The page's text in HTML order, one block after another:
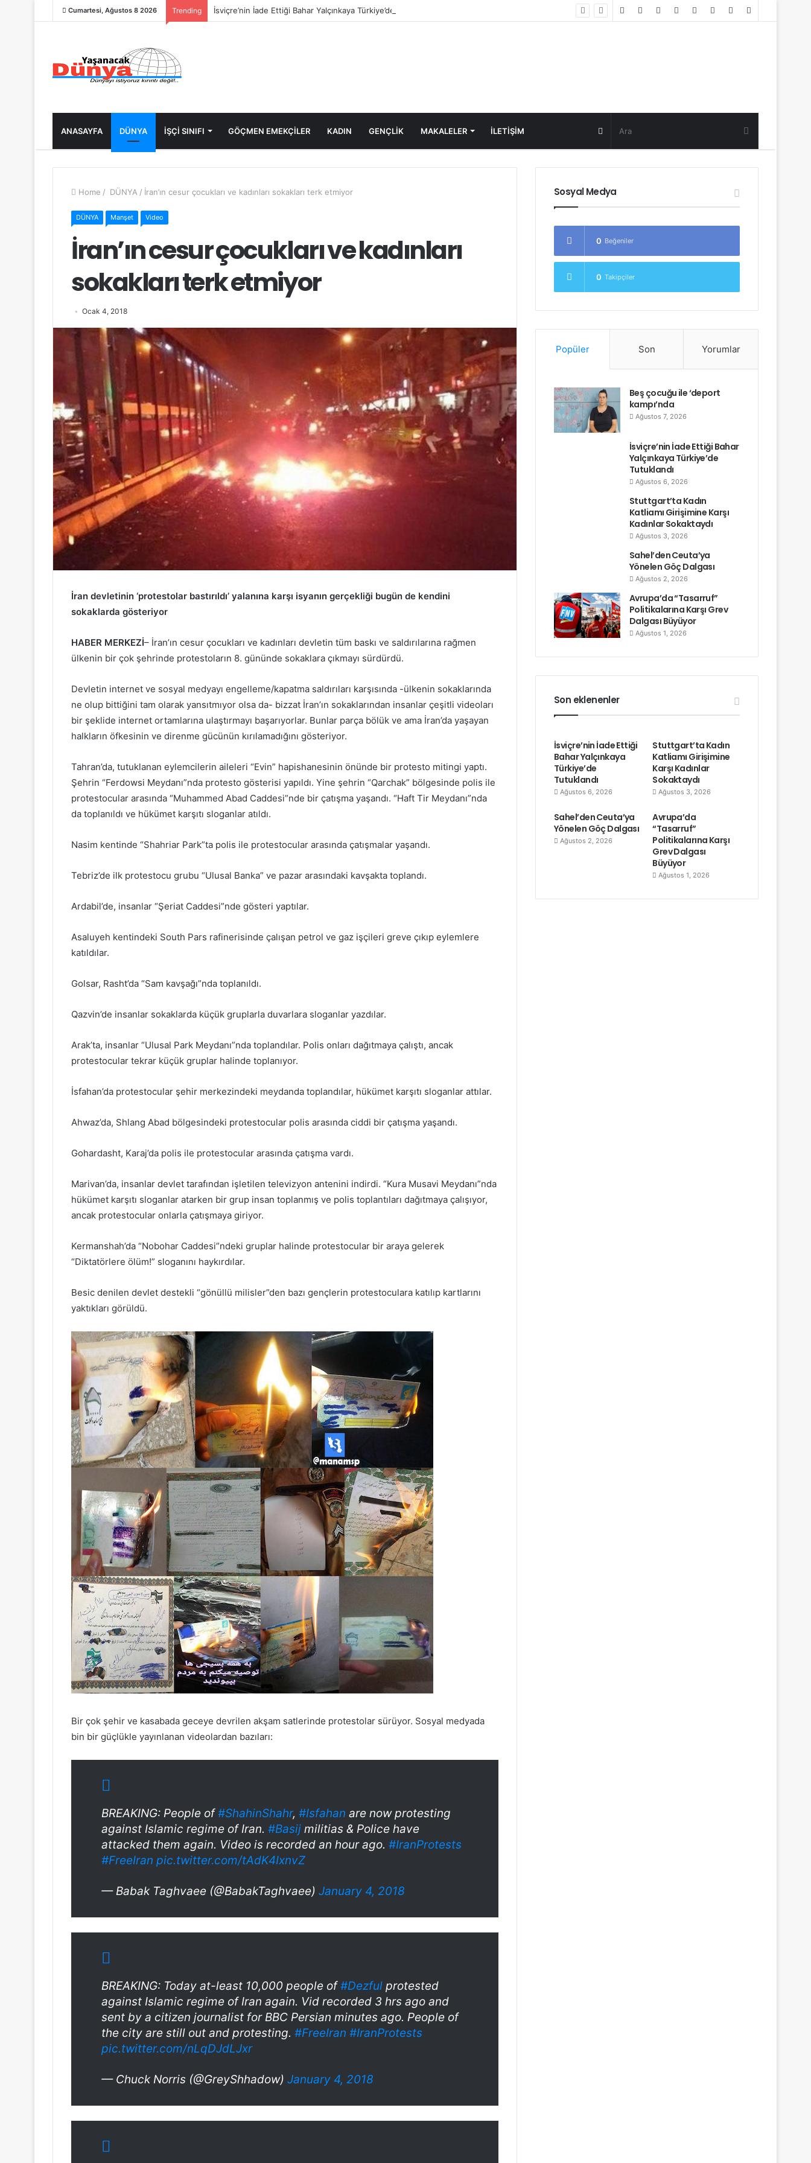
Cumartesi, Ağustos 8 2026 Trending İsviçre’nin İade Ettiği Bahar Yalçınkaya Türkiye’de Tutuklandı Random
ANASAYFA DÜNYA İŞÇİ SINIFI GÖÇMEN EMEKÇİLER KADIN GENÇLİK MAKALELER ILETIŞIM Random
Post
Home / DÜNYA / İran’ın cesur çocukları ve kadınları sokakları terk etmiyor
DÜNYA Manşet Video
İran’ın cesur çocukları ve kadınları
sokakları terk etmiyor
Ocak 4, 2018
İran devletinin ‘protestolar bastırıldı’ yalanına karşı isyanın gerçekliği bugün de kendini
sokaklarda gösteriyor
HABER MERKEZİ– İran’ın cesur çocukları ve kadınları devletin tüm baskı ve saldırılarına rağmen
ülkenin bir çok şehrinde protestoların 8. gününde sokaklara çıkmayı sürdürdü.
Devletin internet ve sosyal medyayı engelleme/kapatma saldırıları karşısında -ülkenin sokaklarında
ne olup bittiğini tam olarak yansıtmıyor olsa da- bizzat İran’ın sokaklarından insanlar çeşitli videoları
bir şeklide internet ortamlarına ulaştırmayı başarıyorlar. Bunlar parça bölük ve ama İran’da yaşayan
halkların öfkesinin ve direnme gücünün kırılamadığını gösteriyor.
Tahran’da, tutuklanan eylemcilerin aileleri “Evin” hapishanesinin önünde bir protesto mitingi yaptı.
Şehrin “Ferdowsi Meydanı”nda protesto gösterisi yapıldı. Yine şehrin “Qarchak” bölgesinde polis ile
protestocular arasında “Muhammed Abad Caddesi”nde bir çatışma yaşandı. “Haft Tir Meydanı”nda
da toplanıldı ve hükümet karşıtı sloganlar atıldı.
Nasim kentinde “Shahriar Park”ta polis ile protestocular arasında çatışmalar yaşandı.
Tebriz’de ilk protestocu grubu “Ulusal Banka” ve pazar arasındaki kavşakta toplandı.
Ardabil’de, insanlar “Şeriat Caddesi”nde gösteri yaptılar.
Asaluyeh kentindeki South Pars rafinerisinde çalışan petrol ve gaz işçileri greve çıkıp eylemlere
katıldılar.
Golsar, Rasht’da “Sam kavşağı”nda toplanıldı.
Qazvin’de insanlar sokaklarda küçük gruplarla duvarlara sloganlar yazdılar.
Arak’ta, insanlar “Ulusal Park Meydanı”nda toplandılar. Polis onları dağıtmaya çalıştı, ancak
protestocular tekrar küçük gruplar halinde toplanıyor.
İsfahan’da protestocular şehir merkezindeki meydanda toplandılar, hükümet karşıtı sloganlar attılar.
Ahwaz’da, Shlang Abad bölgesindeki protestocular polis arasında ciddi bir çatışma yaşandı.
Gohardasht, Karaj’da polis ile protestocular arasında çatışma vardı.
Marivan’da, insanlar devlet tarafından işletilen televizyon antenini indirdi. “Kura Musavi Meydanı”nda
hükümet karşıtı sloganlar atarken bir grup insan toplanmış ve polis toplantıları dağıtmaya çalışıyor,
ancak protestocular onlarla çatışmaya giriyor.
Kermanshah’da “Nobohar Caddesi”ndeki gruplar halinde protestocular bir araya gelerek
“Diktatörlere ölüm!” sloganını haykırdılar.
Besic denilen devlet destekli “gönüllü milisler”den bazı gençlerin protestoculara katılıp kartlarını
yaktıkları görüldü.
Bir çok şehir ve kasabada geceye devrilen akşam satlerinde protestolar sürüyor. Sosyal medyada
bin bir güçlükle yayınlanan videolardan bazıları:
BREAKING: People of#ShahinShahr, #Isfahan are now protesting
against Islamic regime of Iran. #Basij militias & Police have
attacked them again. Video is recorded an hour ago. #IranProtests
#FreeIran pic.twitter.com/tAdK4IxnvZ
— Babak Taghvaee (@BabakTaghvaee) January 4, 2018
BREAKING: Today at-least 10,000 people of#Dezful protested
against Islamic regime of Iran again. Vid recorded 3 hrs ago and
sent by a citizen journalist for BBC Persian minutes ago. People of
the city are still out and protesting. #FreeIran #IranProtests
pic.twitter.com/nLqDJdLJxr
— Chuck Norris (@GreyShhadow) January 4, 2018
Sosyal Medya
0 Beğeniler
0 Takipçiler
Popüler Son Yorumlar
Beş çocuğu ile ‘deport
kampı’nda
Ağustos 7, 2026
İsviçre’nin İade Ettiği Bahar
Yalçınkaya Türkiye’de
Tutuklandı
Ağustos 6, 2026
Stuttgart’ta Kadın
Katliamı Girişimine Karşı
Kadınlar Sokaktaydı
Ağustos 3, 2026
Sahel’den Ceuta’ya
Yönelen Göç Dalgası
Ağustos 2, 2026
Avrupa’da “Tasarruf”
Politikalarına Karşı Grev
Dalgası Büyüyor
Ağustos 1, 2026
Son eklenenler
İsviçre’nin İade Ettiği
Bahar Yalçınkaya
Türkiye’de
Tutuklandı
Ağustos 6, 2026
Stuttgart’ta Kadın
Katliamı Girişimine
Karşı Kadınlar
Sokaktaydı
Ağustos 3, 2026
Sahel’den Ceuta’ya
Yönelen Göç Dalgası
Ağustos 2, 2026
Avrupa’da
“Tasarruf”
Politikalarına Karşı
Grev Dalgası
Büyüyor
Ağustos 1, 2026